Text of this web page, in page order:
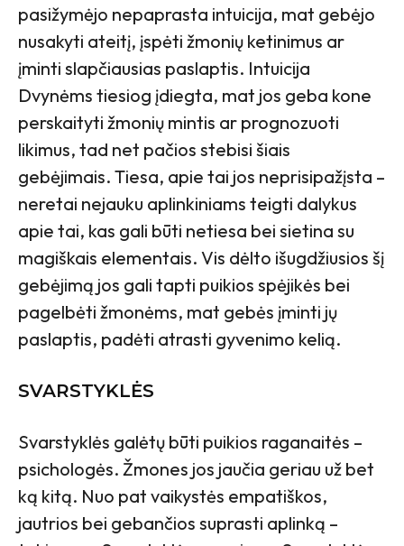
pasižymėjo nepaprasta intuicija, mat gebėjo
nusakyti ateitį, įspėti žmonių ketinimus ar
įminti slapčiausias paslaptis. Intuicija
Dvynėms tiesiog įdiegta, mat jos geba kone
perskaityti žmonių mintis ar prognozuoti
likimus, tad net pačios stebisi šiais
gebėjimais. Tiesa, apie tai jos neprisipažįsta –
neretai nejauku aplinkiniams teigti dalykus
apie tai, kas gali būti netiesa bei sietina su
magiškais elementais. Vis dėlto išugdžiusios šį
gebėjimą jos gali tapti puikios spėjikės bei
pagelbėti žmonėms, mat gebės įminti jų
paslaptis, padėti atrasti gyvenimo kelią.
SVARSTYKLĖS
Svarstyklės galėtų būti puikios raganaitės –
psichologės. Žmones jos jaučia geriau už bet
ką kitą. Nuo pat vaikystės empatiškos,
jautrios bei gebančios suprasti aplinką –